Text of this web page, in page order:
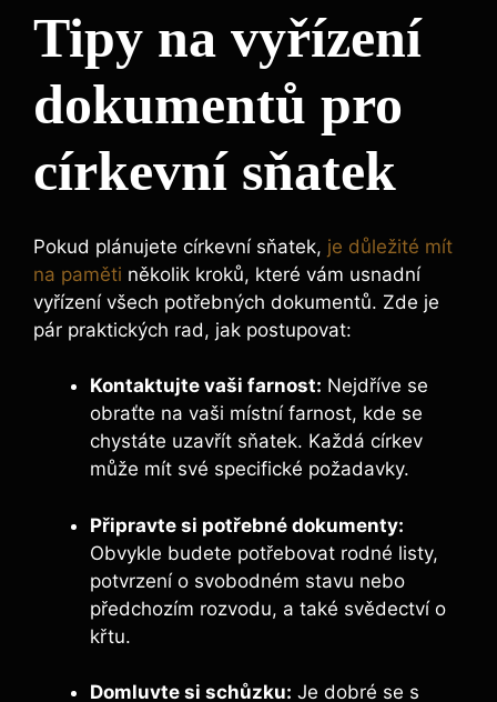
Tipy na vyřízení
dokumentů pro
církevní sňatek
Pokud plánujete církevní sňatek, je důležité mít
na paměti několik kroků, které vám usnadní
vyřízení všech potřebných dokumentů. Zde je
pár praktických rad, jak postupovat:
Kontaktujte vaši farnost: Nejdříve se
obraťte na vaši místní farnost, kde se
chystáte uzavřít sňatek. Každá církev
může mít své specifické požadavky.
Připravte si potřebné dokumenty:
Obvykle budete potřebovat rodné listy,
potvrzení o svobodném stavu nebo
předchozím rozvodu, a také svědectví o
křtu.
Domluvte si schůzku: Je dobré se s